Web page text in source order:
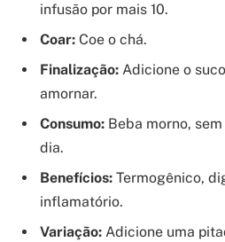
infusão por mais 10.
Coar: Coe o chá.
Finalização: Adicione o
amornar.
Consumo: Beba morno,
dia.
Benefícios: Termogênico,
inflamatório.
Variação: Adicione uma